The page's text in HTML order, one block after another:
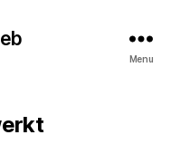
Menu